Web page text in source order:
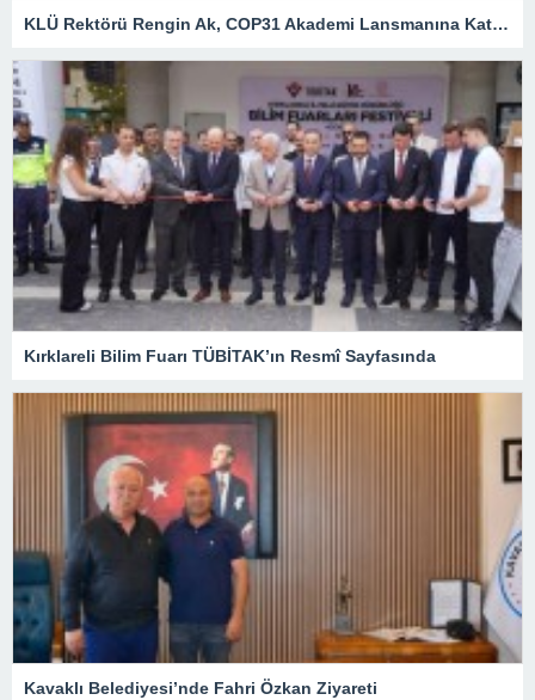
KLÜ Rektörü Rengin Ak, COP31 Akademi Lansmanına Katıldı
Kırklareli Bilim Fuarı TÜBİTAK’ın Resmî Sayfasında
Kavaklı Belediyesi’nde Fahri Özkan Ziyareti